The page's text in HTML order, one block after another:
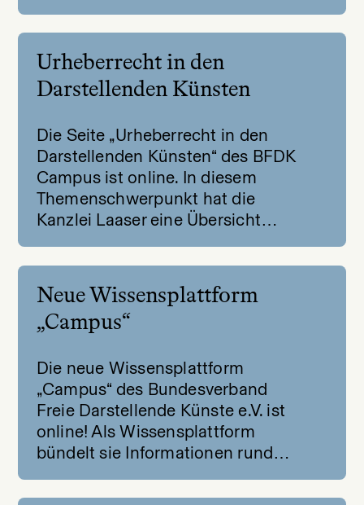
Urheberrecht in den
Darstellenden Künsten
Die Seite „Urheberrecht in den
Darstellenden Künsten“ des BFDK
Campus ist online. In diesem
Themenschwerpunkt hat die
Kanzlei Laaser eine Übersicht…
Neue Wissensplattform
„Campus“
Die neue Wissensplattform
„Campus“ des Bundesverband
Freie Darstellende Künste e.V. ist
online! Als Wissensplattform
bündelt sie Informationen rund…